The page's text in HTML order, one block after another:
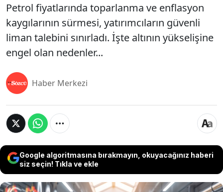
Petrol fiyatlarında toparlanma ve enflasyon
kaygılarının sürmesi, yatırımcıların güvenli
liman talebini sınırladı. İşte altının yükselişine
engel olan nedenler...
Haber Merkezi
Google algoritmasına bırakmayın, okuyacağınız haberi
siz seçin! Tıkla ve ekle